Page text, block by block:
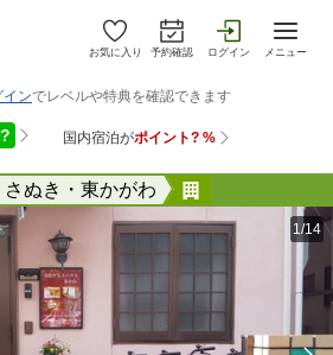
お気に入り 予約確認 ログイン メニュー
さぬき・東かがわ
1/14